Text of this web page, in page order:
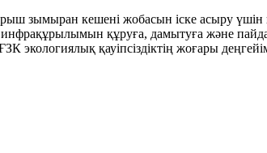
зымыран кешені жобасын іске асыру
құруға, дамытуға және
экологиялық қауіпсіздіктің жоғары